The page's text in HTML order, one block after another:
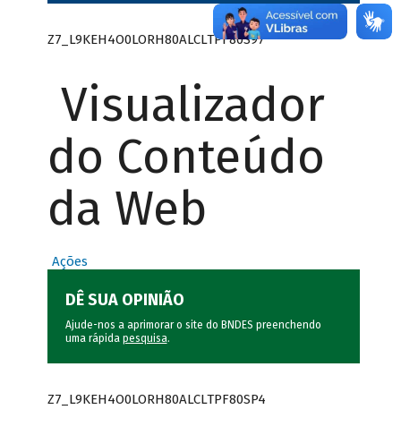
Z7_L9KEH4O0LORH80ALCLTPF80S97
Visualizador
do Conteúdo
da Web
Ações
DÊ SUA OPINIÃO
Ajude-nos a aprimorar o site do BNDES preenchendo
uma rápida pesquisa.
Z7_L9KEH4O0LORH80ALCLTPF80SP4